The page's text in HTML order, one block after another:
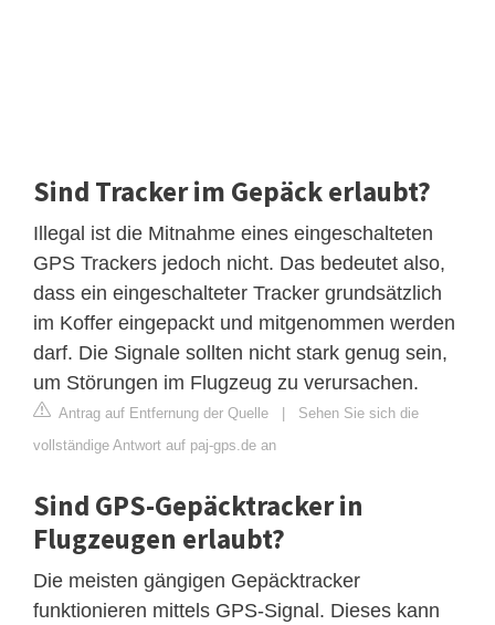
Sind Tracker im Gepäck erlaubt?
Illegal ist die Mitnahme eines eingeschalteten
GPS Trackers jedoch nicht. Das bedeutet also,
dass ein eingeschalteter Tracker grundsätzlich
im Koffer eingepackt und mitgenommen werden
darf. Die Signale sollten nicht stark genug sein,
um Störungen im Flugzeug zu verursachen.
Antrag auf Entfernung der Quelle
Sehen Sie sich die
vollständige Antwort auf paj-gps.de an
Sind GPS-Gepäcktracker in
Flugzeugen erlaubt?
Die meisten gängigen Gepäcktracker
funktionieren mittels GPS-Signal. Dieses kann